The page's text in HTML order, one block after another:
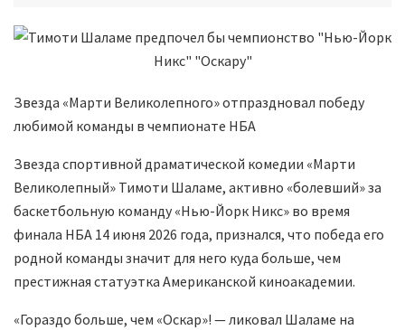
Звезда «Марти Великолепного» отпраздновал победу
любимой команды в чемпионате НБА
Звезда спортивной драматической комедии «Марти
Великолепный» Тимоти Шаламе, активно «болевший» за
баскетбольную команду «Нью-Йорк Никс» во время
финала НБА 14 июня 2026 года, признался, что победа его
родной команды значит для него куда больше, чем
престижная статуэтка Американской киноакадемии.
«Гораздо больше, чем «Оскар»! — ликовал Шаламе на